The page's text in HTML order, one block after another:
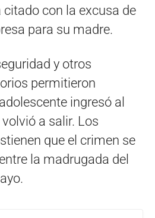
con la excusa de
para su madre.
y otros
permitieron
ingresó al
a salir. Los
que el crimen se
la madrugada del